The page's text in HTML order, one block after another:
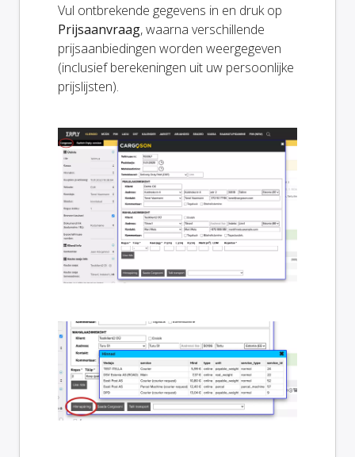
Vul ontbrekende gegevens in en druk op
Prijsaanvraag, waarna verschillende
prijsaanbiedingen worden weergegeven
(inclusief berekeningen uit uw persoonlijke
prijslijsten).